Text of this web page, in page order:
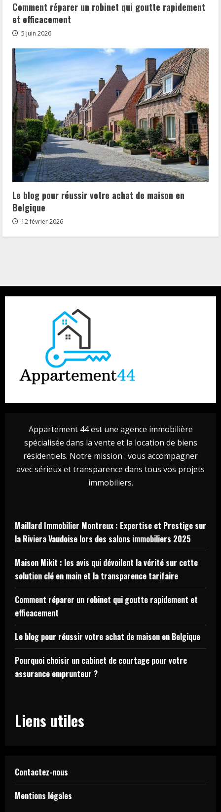
Comment réparer un robinet qui goutte rapidement
et efficacement
5 juin 2026
Le blog pour réussir votre achat de maison en
Belgique
12 février 2026
Appartement 44 est une agence immobilière
spécialisée dans la vente et la location de biens
résidentiels. Notre mission : vous accompagner
avec sérieux et transparence dans tous vos projets
immobiliers.
Maillard Immobilier Montreux : Expertise et Prestige sur
la Riviera Vaudoise lors des salons immobiliers 2025
Maison Mikit : les avis qui dévoilent la vérité sur cette
solution clé en main et la transparence tarifaire
Comment réparer un robinet qui goutte rapidement et
efficacement
Le blog pour réussir votre achat de maison en Belgique
Pourquoi choisir un cabinet de courtage pour votre
assurance emprunteur ?
Liens utiles
Contactez-nous
Mentions légales